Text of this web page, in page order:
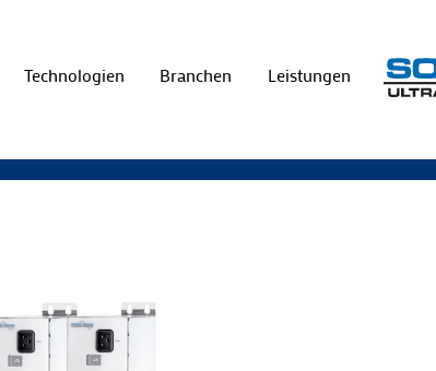
Technologien Branchen Leistungen